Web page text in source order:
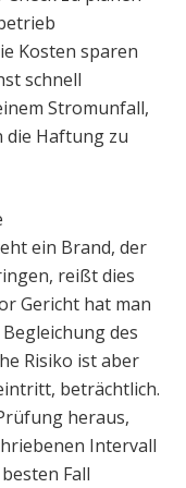
Kosten sparen
schnell
Stromunfall,
die Haftung zu
ein Brand, der
reißt dies
Gericht hat man
des
Risiko ist aber
beträchtlich.
heraus,
Intervall
Fall